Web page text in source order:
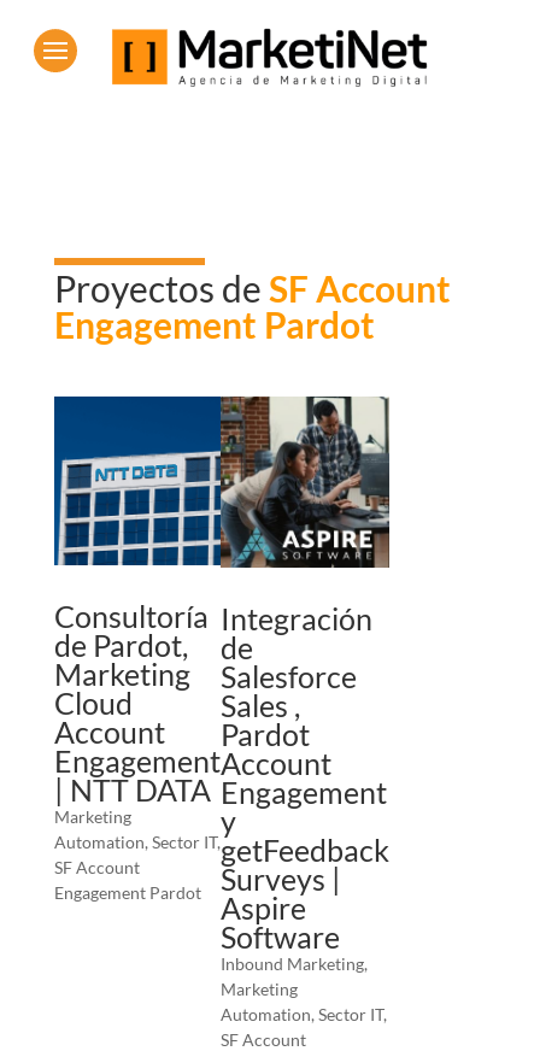
Proyectos deSF Account
Engagement Pardot
Consultoría
de Pardot,
Marketing
Cloud
Account
Engagement
| NTT DATA
Marketing
Automation, Sector IT,
SF Account
Engagement Pardot
Integración
de
Salesforce
Sales ,
Pardot
Account
Engagement
y
getFeedback
Surveys |
Aspire
Software
Inbound Marketing,
Marketing
Automation, Sector IT,
SF Account